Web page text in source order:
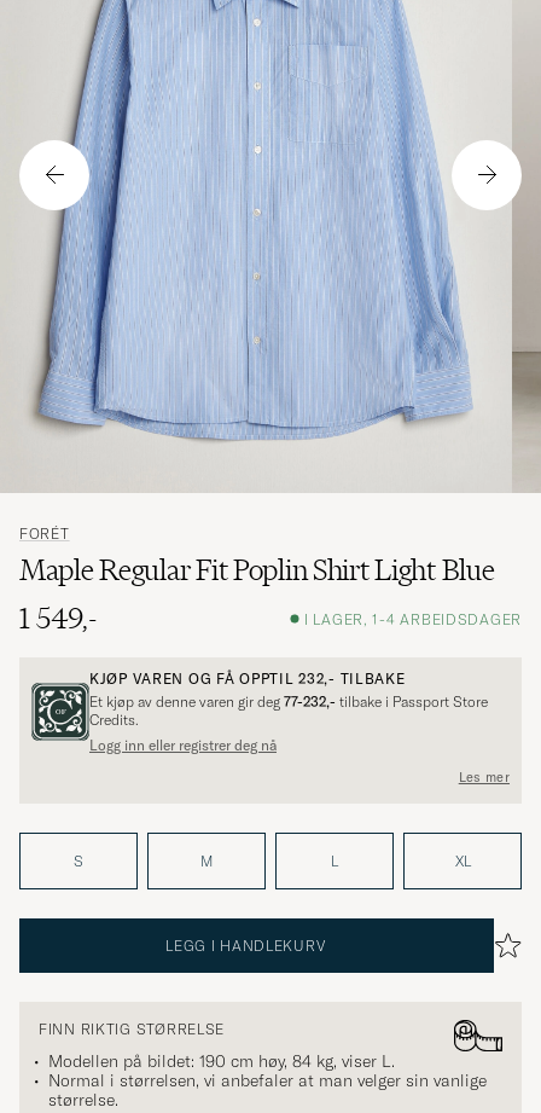
FORÉT
Maple Regular Fit Poplin Shirt Light Blue
1 549,-
I LAGER, 1-4 ARBEIDSDAGER
KJØP VAREN OG FÅ OPPTIL232,- TILBAKE
Et kjøp av denne varen gir deg 77-232,- tilbake i Passport Store
Credits.
Logg inn eller registrer deg nå
Les mer
S M L XL
LEGG I HANDLEKURV
FINN RIKTIG STØRRELSE
Modellen på bildet: 190 cm høy, 84 kg, viser L.
Normal i størrelsen, vi anbefaler at man velger sin vanlige
størrelse.